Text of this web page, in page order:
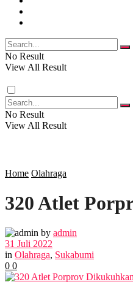
PENDIDIKAN
SOSOK
POLITIK
EKBIS
OPINI
No Result
View All Result
No Result
View All Result
Home Olahraga
320 Atlet
by admin
31 Juli 2022
in Olahraga, Sukabumi
0 0